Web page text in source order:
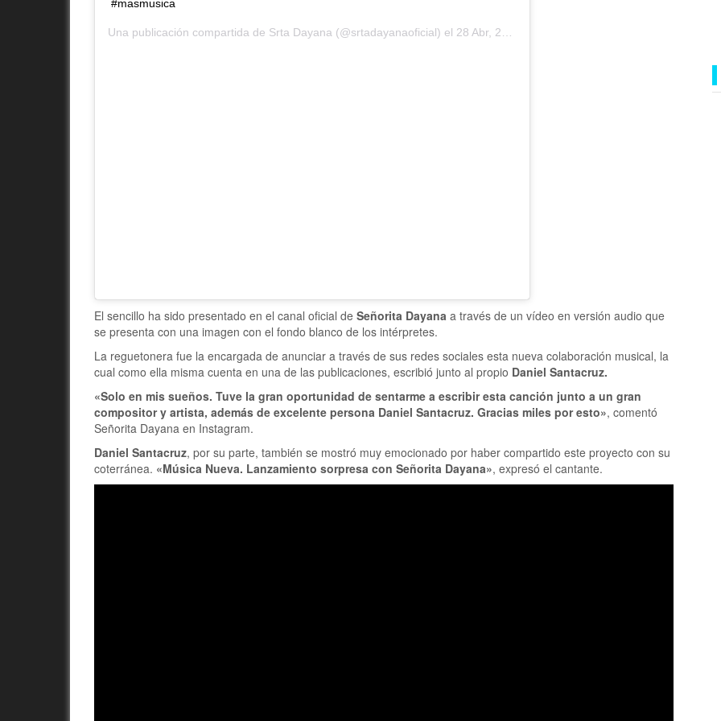
#masmusica
Una publicación compartida de Srta Dayana (@srtadayanaoficial) el 28 Abr, 2020 a las 6:26 PDT
El sencillo ha sido presentado en el canal oficial de Señorita Dayana a través de un vídeo en versión audio que
se presenta con una imagen con el fondo blanco de los intérpretes.
La reguetonera fue la encargada de anunciar a través de sus redes sociales esta nueva colaboración musical, la
cual como ella misma cuenta en una de las publicaciones, escribió junto al propio Daniel Santacruz.
«Solo en mis sueños. Tuve la gran oportunidad de sentarme a escribir esta canción junto a un gran
compositor y artista, además de excelente persona Daniel Santacruz. Gracias miles por esto», comentó
Señorita Dayana en Instagram.
Daniel Santacruz, por su parte, también se mostró muy emocionado por haber compartido este proyecto con su
coterránea. «Música Nueva. Lanzamiento sorpresa con Señorita Dayana», expresó el cantante.